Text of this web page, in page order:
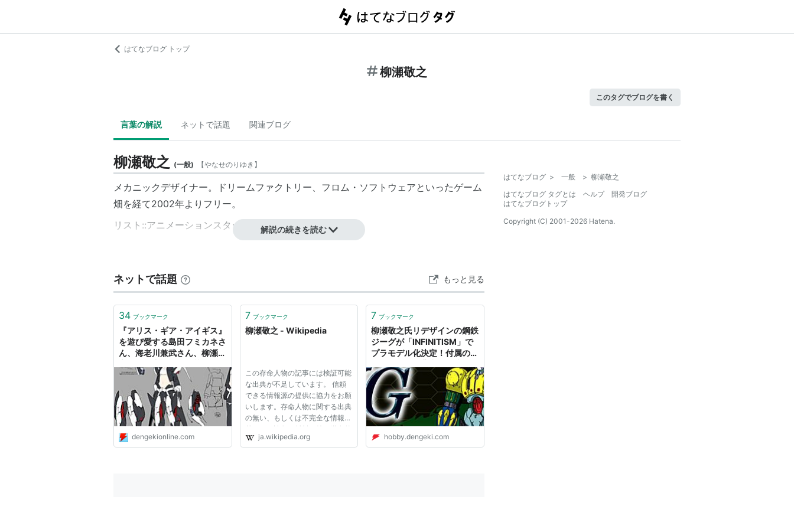
はてなブログ トップ
柳瀬敬之
このタグでブログを書く
言葉の解説 ネットで話題 関連ブログ
柳瀬敬之 (一般) 【やなせのりゆき 】
メカニックデザイナー。ドリームファクトリー、フロム・ソフトウェアといったゲーム
畑を経て2002年よりフリー。
リスト::アニメーションスタッフ
解説の続きを読む
ネットで話題 もっと見る
34 ブックマーク
『アリス・ギア・アイギス』
を遊び愛する島田フミカネさ
ん、海老川兼武さん、柳瀬敬
dengekionline.com
7 ブックマーク
柳瀬敬之 - Wikipedia
この存命人物の記事には検証可能
な出典が不足しています。 信頼
できる情報源の提供に協力をお願
いします。存命人物に関する出典
の無い、もしくは不完全な情報に
基づいた論争の材料、特に潜在的
に中傷・誹謗・名誉毀損あるいは
ja.wikipedia.org
7 ブックマーク
柳瀬敬之氏リデザインの鋼鉄
ジーグが「INFINITISM」で
プラモデル化決定！付属のマ
能！ | 電撃ホビーウェブ
hobby.dengeki.com
はてなブログ > 一般 > 柳瀬敬之
はてなブログ タグとは
ヘルプ
開発ブログ
はてなブログトップ
Copyright (C) 2001-2026 Hatena.